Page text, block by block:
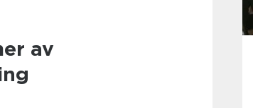
av